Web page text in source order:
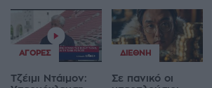
ΑΓΟΡΈΣ
Τζέιμι Ντάιμον:
ΔΙΕΘΝΉ
Σε πανικό οι